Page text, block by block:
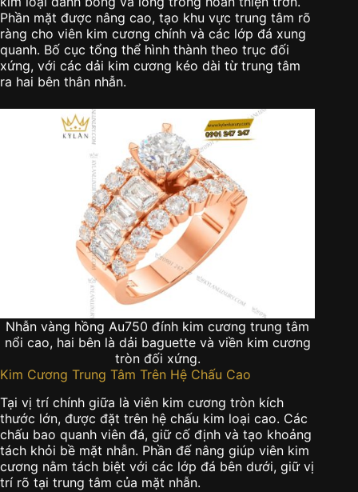
Phần mặt được nâng cao, tạo khu vực trung tâm rõ
ràng cho viên kim cương chính và các lớp đá xung
quanh. Bố cục tổng thể hình thành theo trục đối
xứng, với các dải kim cương kéo dài từ trung tâm
ra hai bên thân nhẫn.
Nhẫn vàng hồng Au750 đính kim cương trung tâm
nổi cao, hai bên là dải baguette và viền kim cương
tròn đối xứng.
Kim Cương Trung Tâm Trên Hệ Chấu Cao
Tại vị trí chính giữa là viên kim cương tròn kích
thước lớn, được đặt trên hệ chấu kim loại cao. Các
chấu bao quanh viên đá, giữ cố định và tạo khoảng
tách khỏi bề mặt nhẫn. Phần đế nâng giúp viên kim
cương nằm tách biệt với các lớp đá bên dưới, giữ vị
trí rõ tại trung tâm của mặt nhẫn.